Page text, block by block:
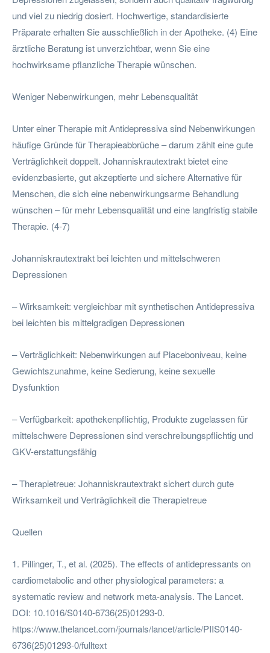
und viel zu niedrig dosiert. Hochwertige, standardisierte
Präparate erhalten Sie ausschließlich in der Apotheke. (4) Eine
ärztliche Beratung ist unverzichtbar, wenn Sie eine
hochwirksame pflanzliche Therapie wünschen.
Weniger Nebenwirkungen, mehr Lebensqualität
Unter einer Therapie mit Antidepressiva sind Nebenwirkungen
häufige Gründe für Therapieabbrüche – darum zählt eine gute
Verträglichkeit doppelt. Johanniskrautextrakt bietet eine
evidenzbasierte, gut akzeptierte und sichere Alternative für
Menschen, die sich eine nebenwirkungsarme Behandlung
wünschen – für mehr Lebensqualität und eine langfristig stabile
Therapie. (4-7)
Johanniskrautextrakt bei leichten und mittelschweren
Depressionen
– Wirksamkeit: vergleichbar mit synthetischen Antidepressiva
bei leichten bis mittelgradigen Depressionen
– Verträglichkeit: Nebenwirkungen auf Placeboniveau, keine
Gewichtszunahme, keine Sedierung, keine sexuelle
Dysfunktion
– Verfügbarkeit: apothekenpflichtig, Produkte zugelassen für
mittelschwere Depressionen sind verschreibungspflichtig und
GKV-erstattungsfähig
– Therapietreue: Johanniskrautextrakt sichert durch gute
Wirksamkeit und Verträglichkeit die Therapietreue
Quellen
1. Pillinger, T., et al. (2025). The effects of antidepressants on
cardiometabolic and other physiological parameters: a
systematic review and network meta-analysis. The Lancet.
DOI: 10.1016/S0140-6736(25)01293-0.
https://www.thelancet.com/journals/lancet/article/PIIS0140-
6736(25)01293-0/fulltext